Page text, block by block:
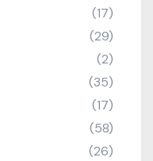
(17)
(29)
(2)
(35)
(17)
(58)
(26)